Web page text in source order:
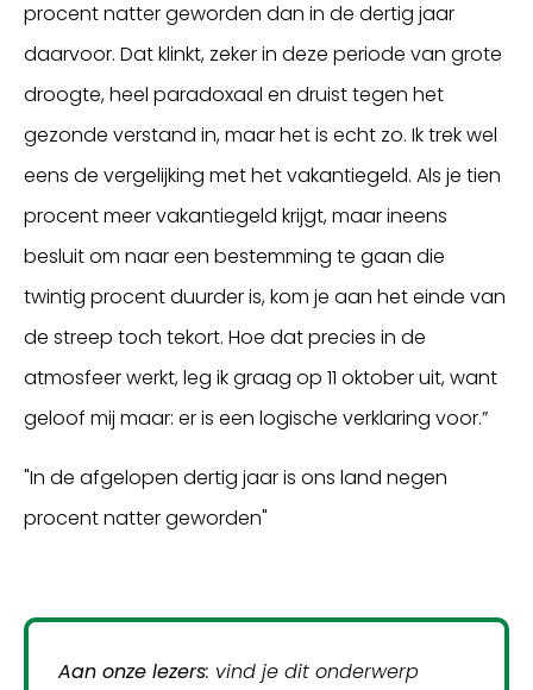
procent natter geworden dan in de dertig jaar
daarvoor. Dat klinkt, zeker in deze periode van grote
droogte, heel paradoxaal en druist tegen het
gezonde verstand in, maar het is echt zo. Ik trek wel
eens de vergelijking met het vakantiegeld. Als je tien
procent meer vakantiegeld krijgt, maar ineens
besluit om naar een bestemming te gaan die
twintig procent duurder is, kom je aan het einde van
de streep toch tekort. Hoe dat precies in de
atmosfeer werkt, leg ik graag op 11 oktober uit, want
geloof mij maar: er is een logische verklaring voor.”
"In de afgelopen dertig jaar is ons land negen
procent natter geworden"
Aan onze lezers: vind je dit onderwerp